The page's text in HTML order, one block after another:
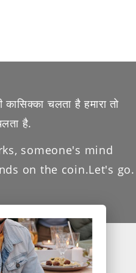
चलता है हमारा तो
है.
someone's mind
on the coin.Let's go.